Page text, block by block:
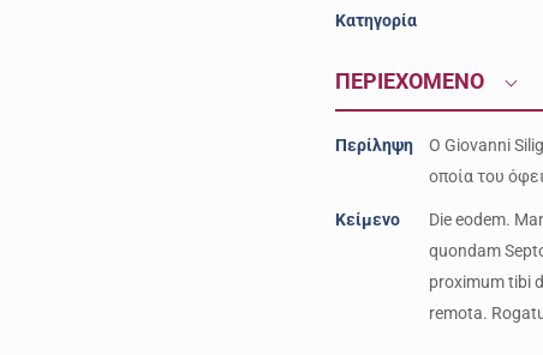
Κατηγορία
ΠΕΡΙΕΧΟΜΕΝΟ
Περίληψη
Ο Giovanni
οποία του
Κείμενο
Die eodem.
quondam
proximum tibi
remota.